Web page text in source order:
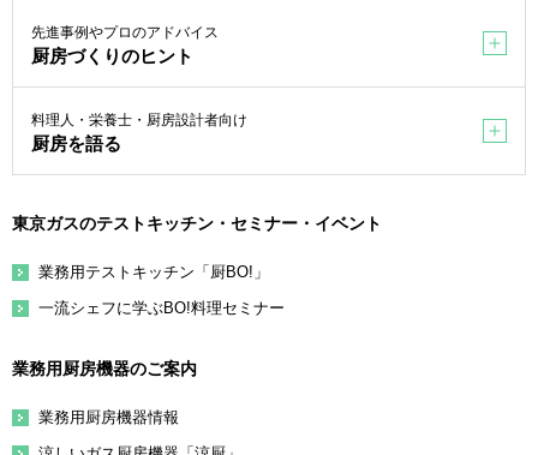
先進事例やプロのアドバイス
厨房づくりのヒント
料理人・栄養士・厨房設計者向け
厨房を語る
東京ガスのテストキッチン・セミナー・イベント
業務用テストキッチン「厨BO!」
一流シェフに学ぶBO!料理セミナー
業務用厨房機器のご案内
業務用厨房機器情報